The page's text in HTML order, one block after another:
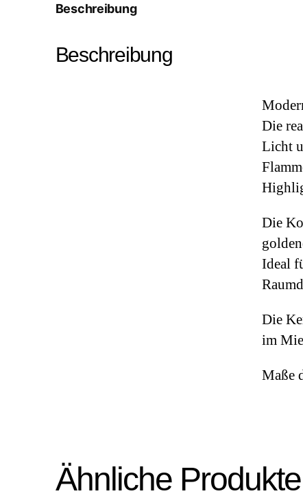
Beschreibung
Beschreibung
Die
Licht
Die
Ideal
Die
im
Maße
Ähnliche Produkte